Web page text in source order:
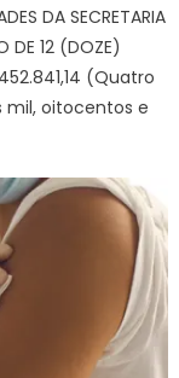
DA SECRETARIA
DE 12 (DOZE)
(Quatro
mil, oitocentos e